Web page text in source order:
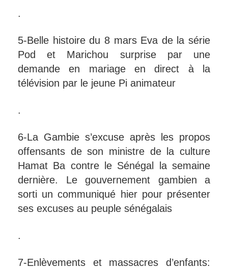
.
5-Belle histoire du 8 mars Eva de la série
Pod et Marichou surprise par une
demande en mariage en direct à la
télévision par le jeune Pi animateur
.
6-La Gambie s’excuse après les propos
offensants de son ministre de la culture
Hamat Ba contre le Sénégal la semaine
dernière. Le gouvernement gambien a
sorti un communiqué hier pour présenter
ses excuses au peuple sénégalais
.
7-Enlèvements et massacres d’enfants: